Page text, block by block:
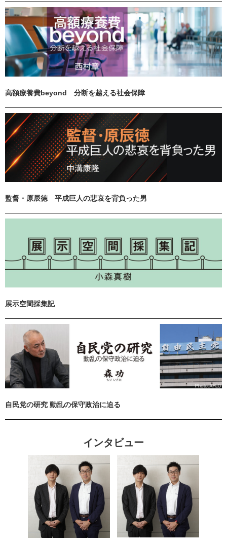
高額療養費beyond 分断を越える社会保障
監督・原辰徳 平成巨人の悲哀を背負った男
展示空間採集記
自民党の研究 動乱の保守政治に迫る
インタビュー